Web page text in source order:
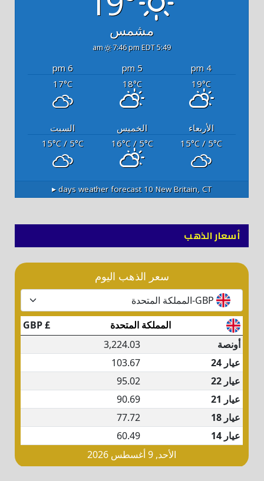
مشمس
5:49 am
7:46 pm EDT
4 pm
5 pm
6 pm
19°C
18°C
17°C
الأربعاء الخميس
السبت
15°C / 5°C
16°C/ 5°C
15°C/ 5°C
New Britain, CT
أسعار الذهب